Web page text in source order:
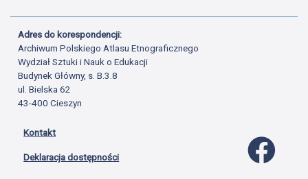
Adres do korespondencji:
Archiwum Polskiego Atlasu Etnograficznego
Wydział Sztuki i Nauk o Edukacji
Budynek Główny, s. B.3.8
ul. Bielska 62
43-400 Cieszyn
Kontakt
Deklaracja dostępności